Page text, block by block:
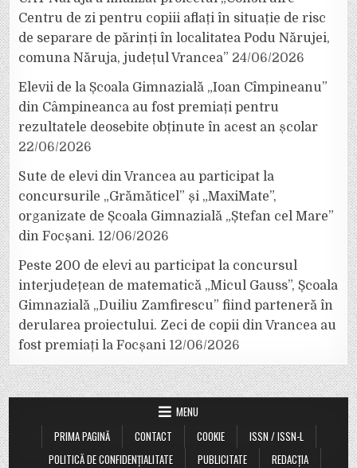
Centru de zi pentru copiii aflați în situație de risc
de separare de părinți în localitatea Podu Nărujei,
comuna Năruja, județul Vrancea” 24/06/2026
Elevii de la Școala Gimnazială „Ioan Cîmpineanu”
din Câmpineanca au fost premiați pentru
rezultatele deosebite obținute în acest an școlar
22/06/2026
Sute de elevi din Vrancea au participat la
concursurile „Grămăticel” și „MaxiMate”,
organizate de Școala Gimnazială „Ștefan cel Mare”
din Focșani. 12/06/2026
Peste 200 de elevi au participat la concursul
interjudețean de matematică „Micul Gauss”, Școala
Gimnazială „Duiliu Zamfirescu” fiind parteneră în
derularea proiectului. Zeci de copii din Vrancea au
fost premiați la Focșani 12/06/2026
MENU
PRIMA PAGINĂ
CONTACT COOKIE
ISSN / ISSN-L
POLITICĂ DE CONFIDENȚIALITATE
PUBLICITATE REDACȚIA